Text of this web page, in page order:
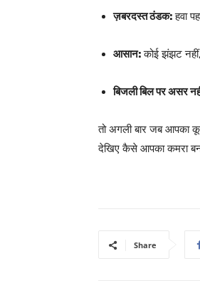
ज़बरदस्त ठंडक:हवा
आसान:कोई झंझट
बिजली बिल पर असर
तो अगली बार जब आपका
देखिए कैसे आपका कमरा
Share